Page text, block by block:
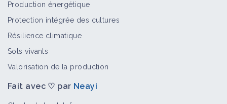
Production énergétique
Protection intégrée des cultures
Résilience climatique
Sols vivants
Valorisation de la production
Fait avec ♡ par Neayi